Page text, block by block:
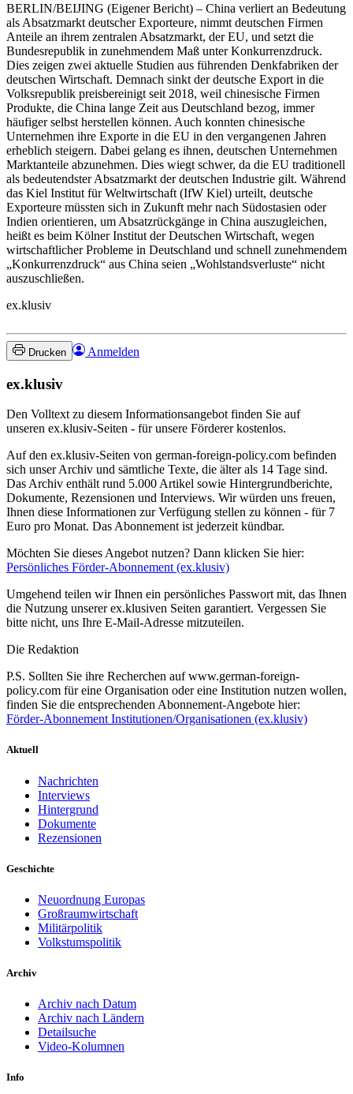
BERLIN/BEIJING (Eigener Bericht) – China verliert an Bedeutung
als Absatzmarkt deutscher Exporteure, nimmt deutschen Firmen
Anteile an ihrem zentralen Absatzmarkt, der EU, und setzt die
Bundesrepublik in zunehmendem Maß unter Konkurrenzdruck.
Dies zeigen zwei aktuelle Studien aus führenden Denkfabriken der
deutschen Wirtschaft. Demnach sinkt der deutsche Export in die
Volksrepublik preisbereinigt seit 2018, weil chinesische Firmen
Produkte, die China lange Zeit aus Deutschland bezog, immer
häufiger selbst herstellen können. Auch konnten chinesische
Unternehmen ihre Exporte in die EU in den vergangenen Jahren
erheblich steigern. Dabei gelang es ihnen, deutschen Unternehmen
Marktanteile abzunehmen. Dies wiegt schwer, da die EU traditionell
als bedeutendster Absatzmarkt der deutschen Industrie gilt. Während
das Kiel Institut für Weltwirtschaft (IfW Kiel) urteilt, deutsche
Exporteure müssten sich in Zukunft mehr nach Südostasien oder
Indien orientieren, um Absatzrückgänge in China auszugleichen,
heißt es beim Kölner Institut der Deutschen Wirtschaft, wegen
wirtschaftlicher Probleme in Deutschland und schnell zunehmendem
„Konkurrenzdruck“ aus China seien „Wohlstandsverluste“ nicht
auszuschließen.
ex.klusiv
Drucken Anmelden
ex.klusiv
Den Volltext zu diesem Informationsangebot finden Sie auf
unseren ex.klusiv-Seiten - für unsere Förderer kostenlos.
Auf den ex.klusiv-Seiten von german-foreign-policy.com befinden
sich unser Archiv und sämtliche Texte, die älter als 14 Tage sind.
Das Archiv enthält rund 5.000 Artikel sowie Hintergrundberichte,
Dokumente, Rezensionen und Interviews. Wir würden uns freuen,
Ihnen diese Informationen zur Verfügung stellen zu können - für 7
Euro pro Monat. Das Abonnement ist jederzeit kündbar.
Möchten Sie dieses Angebot nutzen? Dann klicken Sie hier:
Persönliches Förder-Abonnement (ex.klusiv)
Umgehend teilen wir Ihnen ein persönliches Passwort mit, das Ihnen
die Nutzung unserer ex.klusiven Seiten garantiert. Vergessen Sie
bitte nicht, uns Ihre E-Mail-Adresse mitzuteilen.
Die Redaktion
P.S. Sollten Sie ihre Recherchen auf www.german-foreign-
policy.com für eine Organisation oder eine Institution nutzen wollen,
finden Sie die entsprechenden Abonnement-Angebote hier:
Förder-Abonnement Institutionen/Organisationen (ex.klusiv)
Aktuell
Nachrichten
Interviews
Hintergrund
Dokumente
Rezensionen
Geschichte
Neuordnung Europas
Großraumwirtschaft
Militärpolitik
Volkstumspolitik
Archiv
Archiv nach Datum
Archiv nach Ländern
Detailsuche
Video-Kolumnen
Info